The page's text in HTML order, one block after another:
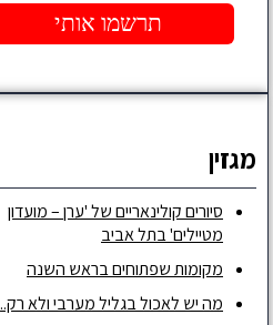
מגזין
סיורים קולינאריים של 'ערן – מועדון
מטיילים' בתל אביב
מקומות שפתוחים בראש השנה
מה יש לאכול בגליל מערבי ולא רק..